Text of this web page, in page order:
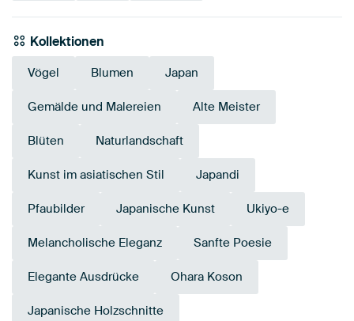
Kollektionen
Vögel Blumen Japan
Gemälde und Malereien Alte Meister
Blüten Naturlandschaft
Kunst im asiatischen Stil Japandi
Pfaubilder Japanische Kunst Ukiyo-e
Melancholische Eleganz Sanfte Poesie
Elegante Ausdrücke Ohara Koson
Japanische Holzschnitte